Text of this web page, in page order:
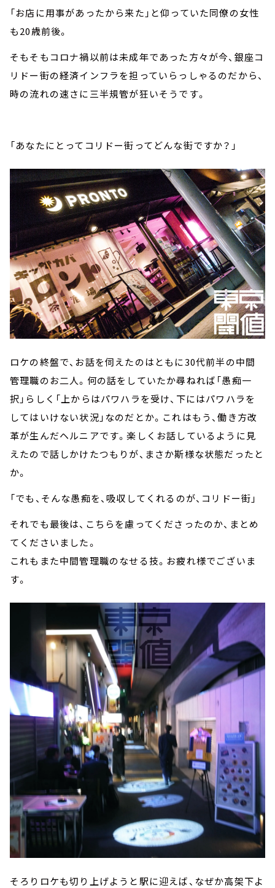
「お店に用事があったから来た」と仰っていた同僚の女性
も20歳前後。
そもそもコロナ禍以前は未成年であった方々が今、銀座コ
リドー街の経済インフラを担っていらっしゃるのだから、
時の流れの速さに三半規管が狂いそうです。
「あなたにとってコリドー街ってどんな街ですか？」
ロケの終盤で、お話を伺えたのはともに30代前半の中間
管理職のお二人。何の話をしていたか尋ねれば「愚痴一
択」らしく「上からはパワハラを受け、下にはパワハラを
してはいけない状況」なのだとか。これはもう、働き方改
革が生んだヘルニアです。楽しくお話しているように見
えたので話しかけたつもりが、まさか斯様な状態だったと
か。
「でも、そんな愚痴を、吸収してくれるのが、コリドー街」
それでも最後は、こちらを慮ってくださったのか、まとめ
てくださいました。
これもまた中間管理職のなせる技。お疲れ様でございま
す。
そろりロケも切り上げようと駅に迎えば、なぜか高架下よ